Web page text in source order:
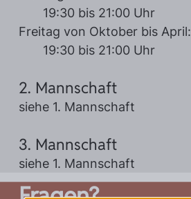
19:30 bis 21:00 Uhr
Freitag von Oktober bis April:
19:30 bis 21:00 Uhr
2. Mannschaft
siehe 1. Mannschaft
3. Mannschaft
siehe 1. Mannschaft